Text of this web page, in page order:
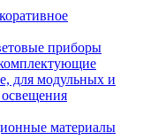
приборы
для модульных и
материалы